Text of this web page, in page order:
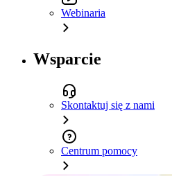
Webinaria
Wsparcie
Skontaktuj się z nami
Centrum pomocy